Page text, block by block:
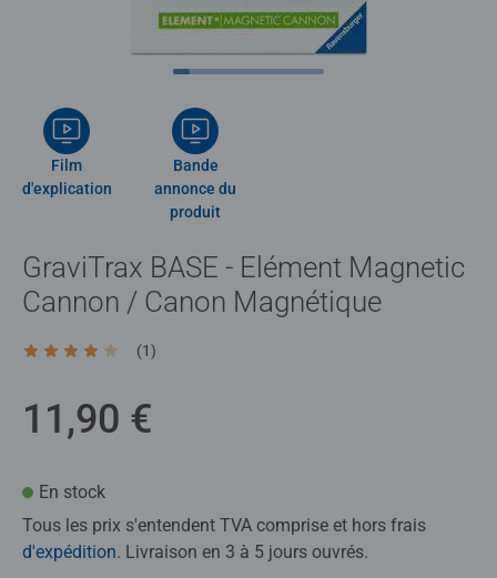
Film
d'explication
Bande
annonce du
produit
GraviTrax BASE - Elément Magnetic
Cannon / Canon Magnétique
Average rating 4,0 out of 5 stars.
(1)
11,90 €
En stock
Tous les prix s'entendent TVA comprise et hors frais
d'expédition. Livraison en 3 à 5 jours ouvrés.